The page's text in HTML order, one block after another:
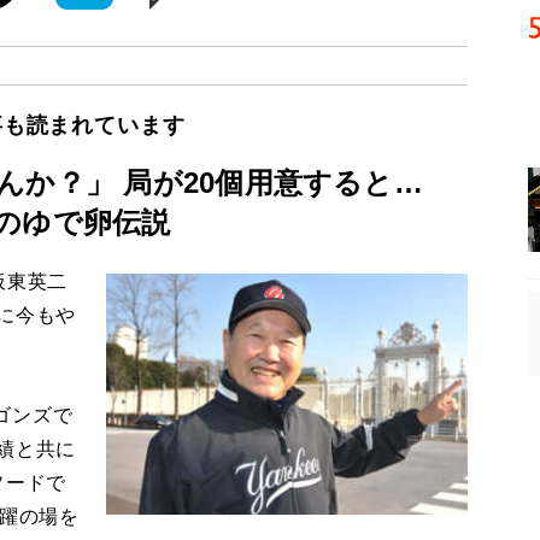
読まれています
か？」 局が20個用意すると…
ゆで卵伝説
英二
今もや
ンズで
と共に
ードで
の場を